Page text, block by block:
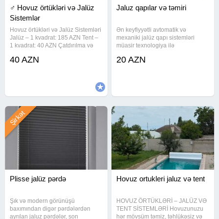
‍♂️ Hovuz örtükləri və Jalüz
Sistemlər
Hovuz örtükləri və Jalüz Sistemləri
Jalüz – 1 kvadrat: 185 AZN Tent –
1 kvadrat: 40 AZN Çatdırılma və
Xidmət göstərilir: #Bakı #Sumqayıt
40 AZN
Jaluz qapılar və təmiri
Ən keyfiyyətli avtomatik və
mexaniki jalüz qapı sistemləri
müasir texnologiya ilə
kommersiya obyektləri üçün həll
20 AZN
Plisse jalüz pərdə
Şık və modern görünüşü
baxımından digər pərdələrdən
ayrılan jaluz pərdələr, son
Şirkət
Hovuz ortukleri jaluz və tent
HOVUZ ÖRTÜKLƏRİ – JALÜZ VƏ
TENT SİSTEMLƏRİ Hovuzunuzu
hər mövsüm təmiz, təhlükəsiz və